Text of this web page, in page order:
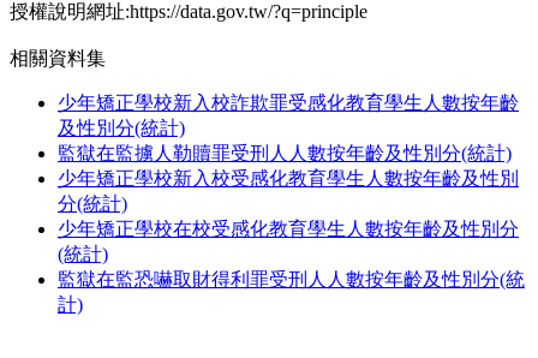
授權說明網址:https://data.gov.tw/?q=principle
相關資料集
少年矯正學校新入校詐欺罪受感化教育學生人數按年齡
及性別分(統計)
監獄在監擄人勒贖罪受刑人人數按年齡及性別分(統計)
少年矯正學校新入校受感化教育學生人數按年齡及性別
分(統計)
少年矯正學校在校受感化教育學生人數按年齡及性別分
(統計)
監獄在監恐嚇取財得利罪受刑人人數按年齡及性別分(統
計)